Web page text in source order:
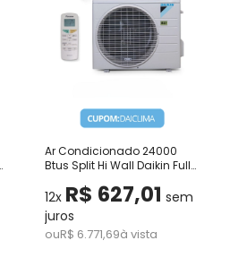
Ar Condicionado 24000
Btus Split Hi Wall Daikin Full
e Frio 220V
12x R$ 627,01 sem
juros
ouR$ 6.771,69à vista